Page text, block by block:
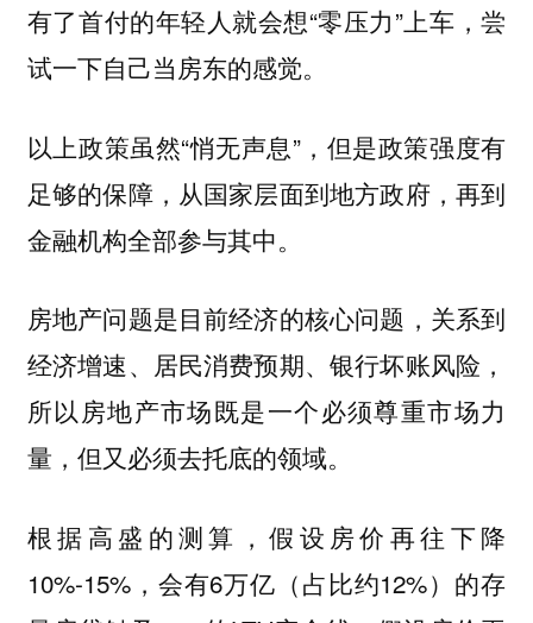
有了首付的年轻人就会想“零压力”上车，尝
试一下自己当房东的感觉。
以上政策虽然“悄无声息”，但是政策强度有
足够的保障，从国家层面到地方政府，再到
金融机构全部参与其中。
房地产问题是目前经济的核心问题 ，关系到
经济增速、居民消费预期、银行坏账风险，
所以房地产市场既是一个必须尊重市场力
量，但又必须去托底的领域。
根据高盛的测算，假设房价再往下降
10%-15%，会有6万亿（占比约12%）的存